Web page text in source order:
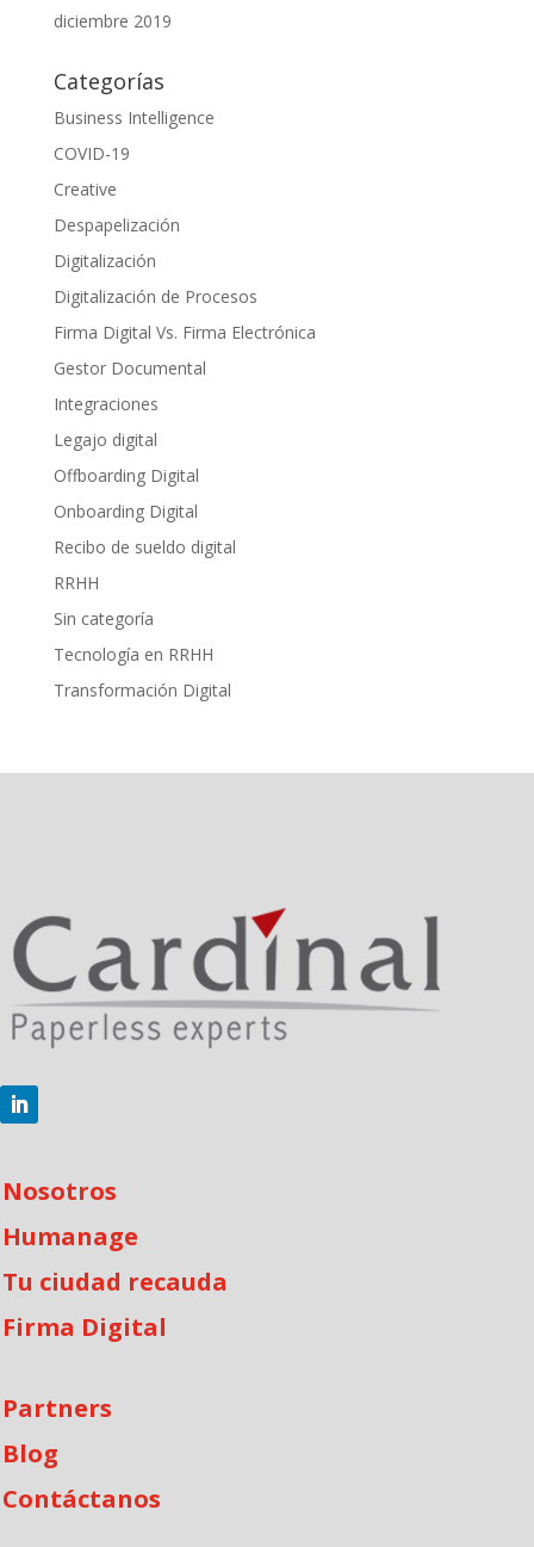
diciembre 2019
Categorías
Business Intelligence
COVID-19
Creative
Despapelización
Digitalización
Digitalización de Procesos
Firma Digital Vs. Firma Electrónica
Gestor Documental
Integraciones
Legajo digital
Offboarding Digital
Onboarding Digital
Recibo de sueldo digital
RRHH
Sin categoría
Tecnología en RRHH
Transformación Digital
Nosotros
Humanage
Tu ciudad recauda
Firma Digital
Partners
Blog
Contáctanos